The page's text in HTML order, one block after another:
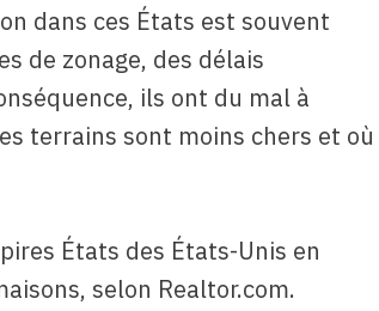
dans ces États est souvent
de zonage, des délais
ils ont du mal à
terrains sont moins chers et où
États des États-Unis en
selon Realtor.com.